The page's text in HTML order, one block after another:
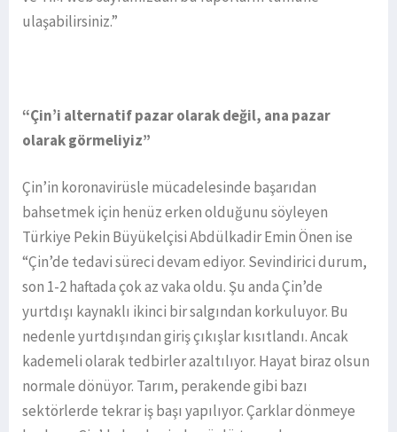
ulaşabilirsiniz.”
“Çin’i alternatif pazar olarak değil, ana pazar
olarak görmeliyiz”
Çin’in koronavirüsle mücadelesinde başarıdan
bahsetmek için henüz erken olduğunu söyleyen
Türkiye Pekin Büyükelçisi Abdülkadir Emin Önen ise
“Çin’de tedavi süreci devam ediyor. Sevindirici durum,
son 1-2 haftada çok az vaka oldu. Şu anda Çin’de
yurtdışı kaynaklı ikinci bir salgından korkuluyor. Bu
nedenle yurtdışından giriş çıkışlar kısıtlandı. Ancak
kademeli olarak tedbirler azaltılıyor. Hayat biraz olsun
normale dönüyor. Tarım, perakende gibi bazı
sektörlerde tekrar iş başı yapılıyor. Çarklar dönmeye